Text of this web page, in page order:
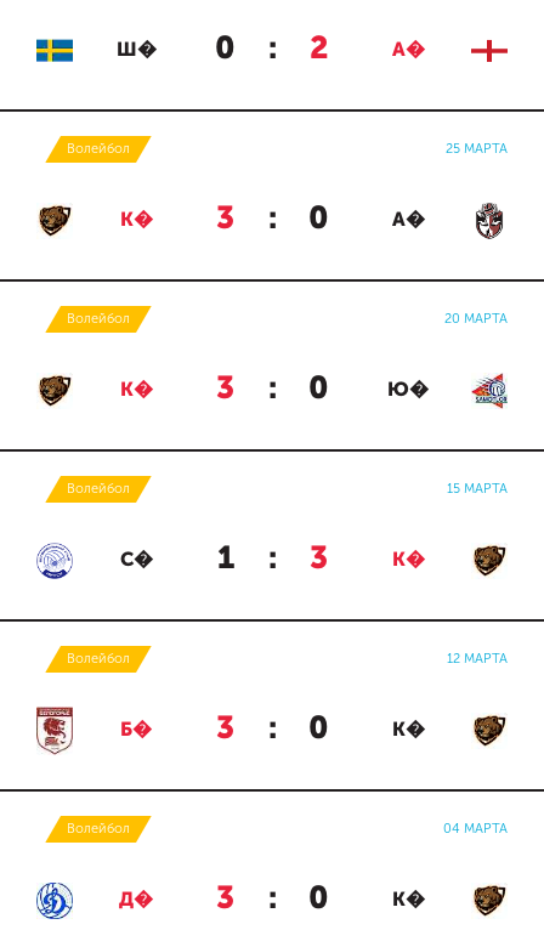
Ш� 0 : 2 А�
Волейбол 25 МАРТА
К� 3 : 0 А�
Волейбол 20 МАРТА
К� 3 : 0 Ю�
Волейбол 15 МАРТА
С� 1 : 3 К�
Волейбол 12 МАРТА
Б� 3 : 0 К�
Волейбол 04 МАРТА
Д� 3 : 0 К�